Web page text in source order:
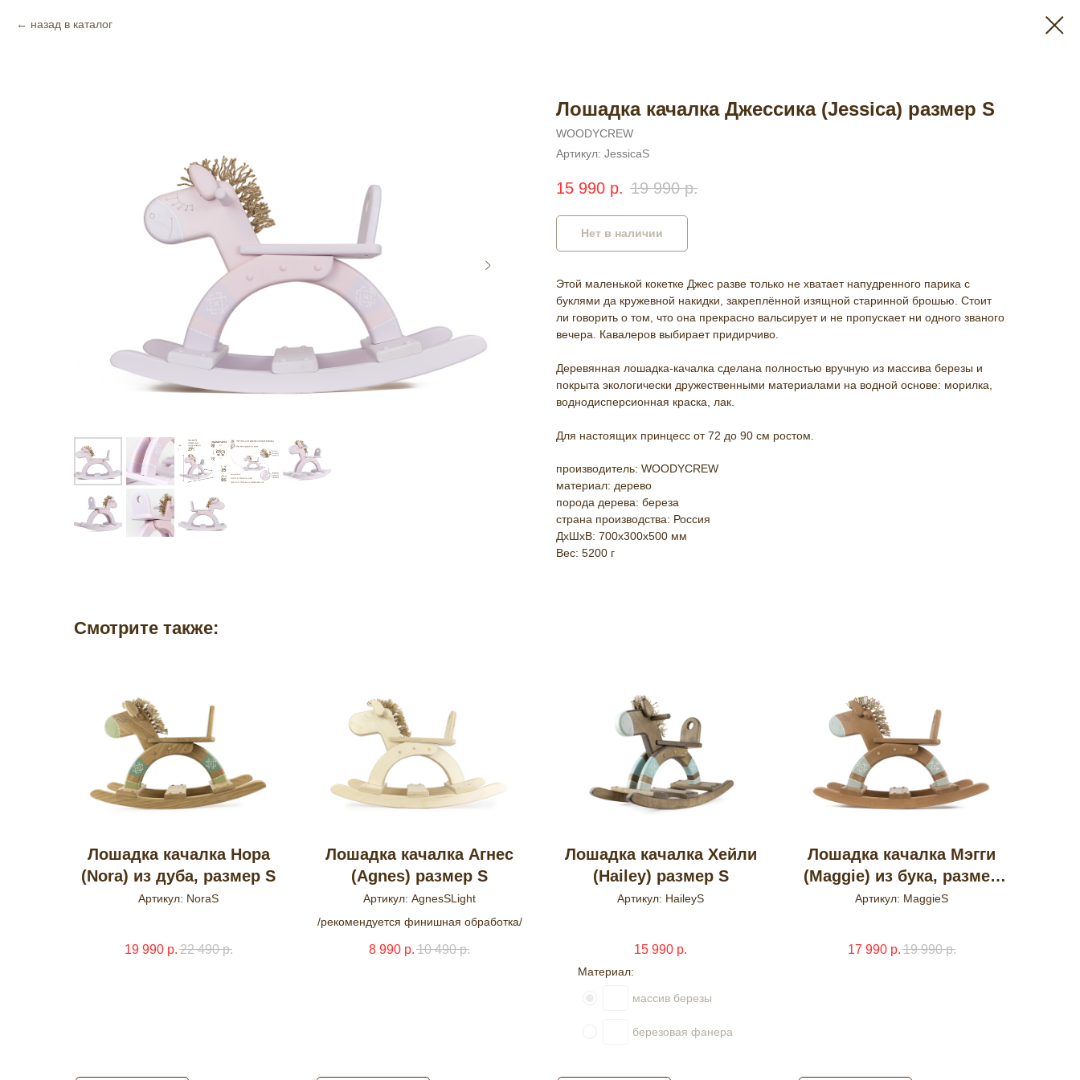
назад в каталог
Лошадка качалка Джессика (Jessica) размер S
WOODYCREW
Артикул: JessicaS
15 990 р. 19 990 р.
Нет в наличии
Этой маленькой кокетке Джес разве только не хватает напудренного парика с
буклями да кружевной накидки, закреплённой изящной старинной брошью. Стоит
ли говорить о том, что она прекрасно вальсирует и не пропускает ни одного званого
вечера. Кавалеров выбирает придирчиво.
Деревянная лошадка-качалка сделана полностью вручную из массива березы и
покрыта экологически дружественными материалами на водной основе: морилка,
воднодисперсионная краска, лак.
Для настоящих принцесс от 72 до 90 см ростом.
производитель: WOODYCREW
материал: дерево
порода дерева: береза
страна производства: Россия
ДxШxВ: 700x300x500 мм
Вес: 5200 г
Смотрите также:
Лошадка качалка Нора
(Nora) из дуба, размер S
Артикул: NoraS
19 990 р. 22 490 р.
Лошадка качалка Агнес
(Agnes) размер S
Артикул: AgnesSLight
/рекомендуется финишная обработка/
8 990 р. 10 490 р.
Лошадка качалка Хейли
(Hailey) размер S
Артикул: HaileyS
15 990 р.
Материал:
массив березы
березовая фанера
Лошадка качалка Мэгги
(Maggie) из бука, размер
S
Артикул: MaggieS
17 990 р. 19 990 р.